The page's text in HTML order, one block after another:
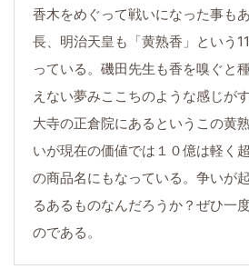
香木をめぐって戦いになった事も
長、明治天皇も「黄熟香」という
っている。磯田先生も香を嗅ぐと
えない夢みここちのような感じが
大寺の正倉院にあるというこの黄
いが現在の価値では１０億は軽く
の商品名にもなっている。争いが
るあるものなんだろうか？ぜひ一
のである。